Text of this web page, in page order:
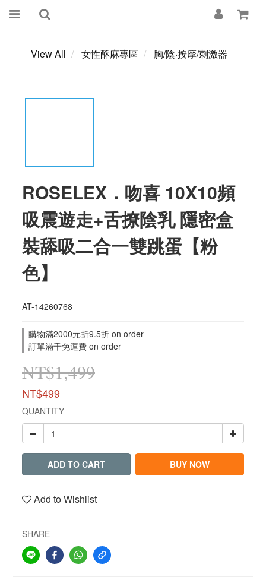
View All 女性酥麻專區 胸/陰‧按摩/刺激器
ROSELEX．吻喜 10X10頻
吸震遊走+舌撩陰乳 隱密盒
裝舔吸二合一雙跳蛋【粉
色】
AT-14260768
購物滿2000元折9.5折 on order
訂單滿千免運費 on order
NT$1,499
NT$499
QUANTITY
ADD TO CART BUY NOW
Add to Wishlist
SHARE